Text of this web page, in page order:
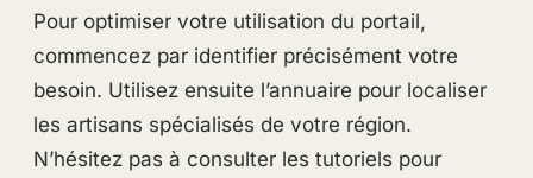
Pour optimiser votre utilisation du portail,
commencez par identifier précisément votre
besoin. Utilisez ensuite l’annuaire pour localiser
les artisans spécialisés de votre région.
N’hésitez pas à consulter les tutoriels pour